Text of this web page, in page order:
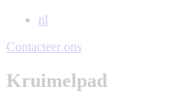
nl
Contacteer ons
Kruimelpad